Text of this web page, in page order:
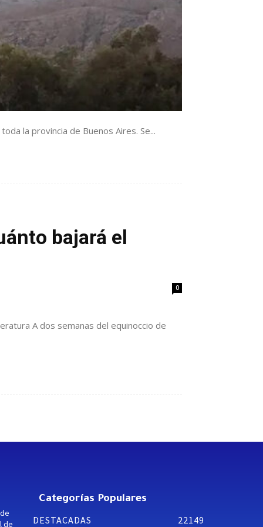
la provincia de Buenos Aires. Se...
bajará el
0
A dos semanas del equinoccio de
de
Categorías Populares
DESTACADAS
22149